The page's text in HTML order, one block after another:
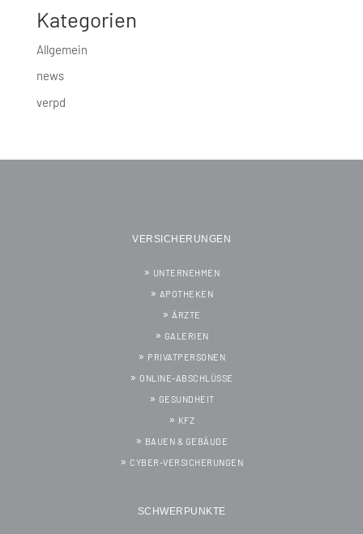
Kategorien
Allgemein
news
verpd
VERSICHERUNGEN
UNTERNEHMEN
APOTHEKEN
ÄRZTE
GALERIEN
PRIVATPERSONEN
ONLINE-ABSCHLÜSSE
GESUNDHEIT
KFZ
BAUEN & GEBÄUDE
CYBER-VERSICHERUNGEN
SCHWERPUNKTE